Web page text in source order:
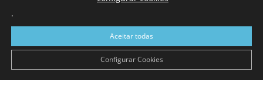
a sul de distrito de Leiria, com mais de 40.000 leitores por
toda a região Oeste. Jornal com distribuição em Portugal
Continental e assinatura online.
.
Aceitar todas
Configurar Cookies